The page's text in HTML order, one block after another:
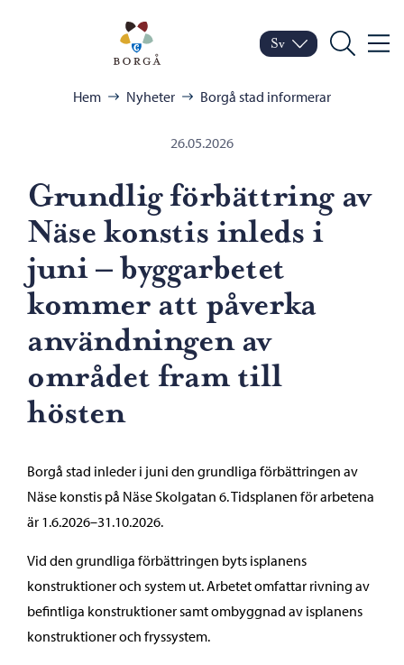
Porvoo – Gå till
Byt språk
Nuvarande språk:
Sv
Sök Meny
Bläddra:Hem Nyheter Borgå stad informerar
26.05.2026
Grundlig förbättring av
Näse konstis inleds i
juni – byggarbetet
kommer att påverka
användningen av
området fram till
hösten
Borgå stad inleder i juni den grundliga förbättringen av
Näse konstis på Näse Skolgatan 6. Tidsplanen för arbetena
är 1.6.2026–31.10.2026.
Vid den grundliga förbättringen byts isplanens
konstruktioner och system ut. Arbetet omfattar rivning av
befintliga konstruktioner samt ombyggnad av isplanens
konstruktioner och fryssystem.